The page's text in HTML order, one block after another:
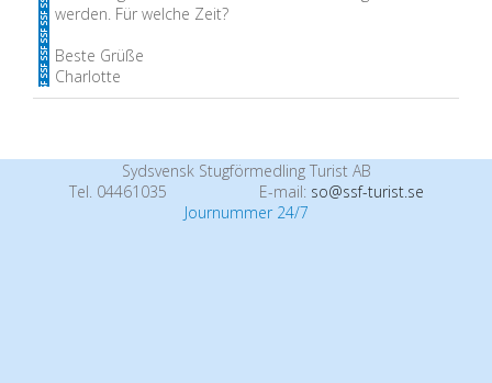
werden. Für welche Zeit?
Beste Grüße
Charlotte
Sydsvensk Stugförmedling Turist AB
Tel. 04461035
E-mail: so@ssf-turist.se
Journummer 24/7